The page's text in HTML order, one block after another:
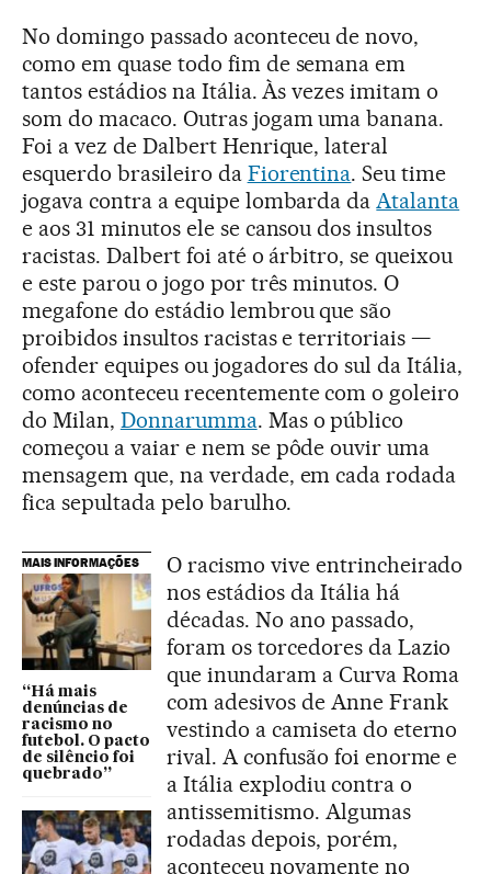
No domingo passado aconteceu de novo,
como em quase todo fim de semana em
tantos estádios na Itália. Às vezes imitam o
som do macaco. Outras jogam uma banana.
Foi a vez de Dalbert Henrique, lateral
esquerdo brasileiro da Fiorentina. Seu time
jogava contra a equipe lombarda da Atalanta
e aos 31 minutos ele se cansou dos insultos
racistas. Dalbert foi até o árbitro, se queixou
e este parou o jogo por três minutos. O
megafone do estádio lembrou que são
proibidos insultos racistas e territoriais —
ofender equipes ou jogadores do sul da Itália,
como aconteceu recentemente com o goleiro
do Milan, Donnarumma. Mas o público
começou a vaiar e nem se pôde ouvir uma
mensagem que, na verdade, em cada rodada
fica sepultada pelo barulho.
MAIS INFORMAÇÕES
“Há mais
denúncias de
racismo no
futebol. O pacto
de silêncio foi
quebrado”
O racismo vive entrincheirado
nos estádios da Itália há
décadas. No ano passado,
foram os torcedores da Lazio
que inundaram a Curva Roma
com adesivos de Anne Frank
vestindo a camiseta do eterno
rival. A confusão foi enorme e
a Itália explodiu contra o
antissemitismo. Algumas
rodadas depois, porém,
aconteceu novamente no